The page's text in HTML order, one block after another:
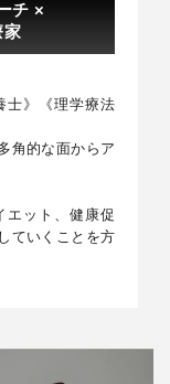
チ ×
家
士》《理学療法
角的な面からア
エット、健康促
ていくことを方